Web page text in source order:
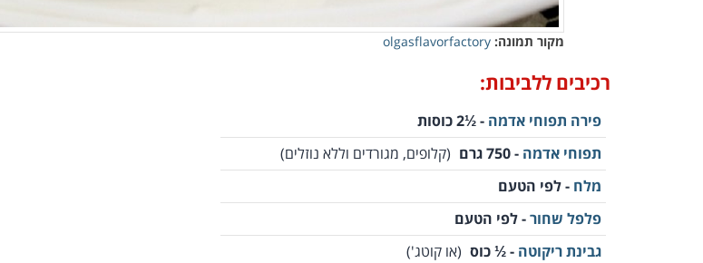
מקור תמונה:olgasflavorfactory
רכיבים ללביבות:
פירה תפוחי אדמה - ½2 כוסות
תפוחי אדמה - 750 גרם
(קלופים, מגורדים וללא נוזלים)
מלח - לפי הטעם
פלפל שחור- לפי הטעם
גבינת ריקוטה - ½ כוס (או קוטג')